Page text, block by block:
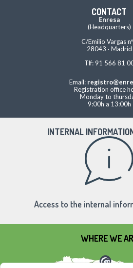
CONTACT
Enresa
(Headquarters)
C/Emilio Vargas
28043 · Madrid
Tlf: 91 566 81
Email:
Registration office
Monday to
9:00h a 13:00h
INTERNAL
Access to the internal
WHERE WE